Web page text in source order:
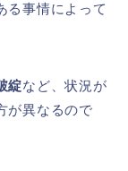
る事情によって
綻など、状況が
が異なるので